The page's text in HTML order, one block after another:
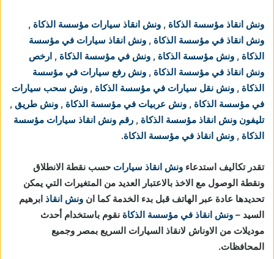
ونش انقاذ مؤسسة الذكاة , ونش انقاذ سيارات مؤسسة الذكاة ,
ونش انقاذ في مؤسسة الذكاة , ونش انقاذ سيارات في مؤسسة
الذكاة , ونش مؤسسة الذكاة , ونش في مؤسسة الذكاة , ارخص
ونش انقاذ في مؤسسة الذكاة , ونش رفع سيارات في مؤسسة
الذكاة , ونش نقل سيارات في مؤسسة الذكاة , ونش سحب سيارات
في مؤسسة الذكاة , ونش عربيات في مؤسسة الذكاة , ونش طريق ,
تليفون ونش انقاذ مؤسسة الذكاة , رقم ونش انقاذ سيارات مؤسسة
الذكاة , ونش انقاذ في مؤسسة الذكاة.
تقدر تكاليف استدعاء ونش انقاذ سيارات حسب نقطة الانطلاق
ونقطة الوصول مع الاخذ بالاعتبار العديد من المتغيرات التي يمكن
تحديدها عادة عبر الهاتف قبل بدء الخدمة كما ان ونش انقاذ ابرهيم
السيد – ونش انقاذ في مؤسسة الذكاة نقوم باستخدام أحدث
موديلات من الاوناش لانقاذ السيارات السريع بمصر وجميع
المحافظات.